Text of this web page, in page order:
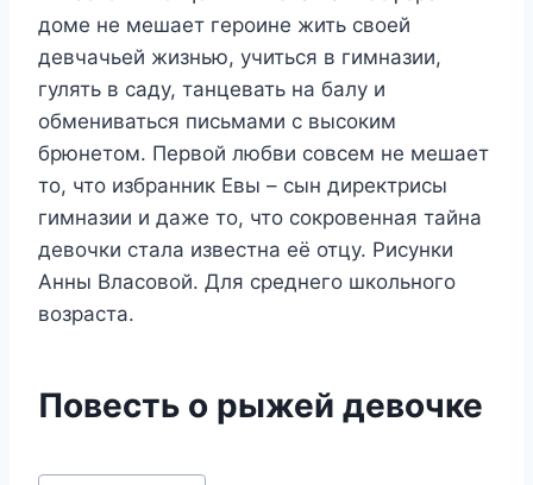
доме не мешает героине жить своей
девчачьей жизнью, учиться в гимназии,
гулять в саду, танцевать на балу и
обмениваться письмами с высоким
брюнетом. Первой любви совсем не мешает
то, что избранник Евы – сын директрисы
гимназии и даже то, что сокровенная тайна
девочки стала известна её отцу. Рисунки
Анны Власовой. Для среднего школьного
возраста.
Повесть о рыжей девочке